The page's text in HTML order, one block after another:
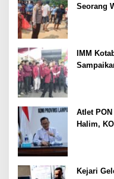
Seorang
IMM
Atlet
Halim,
Kejari